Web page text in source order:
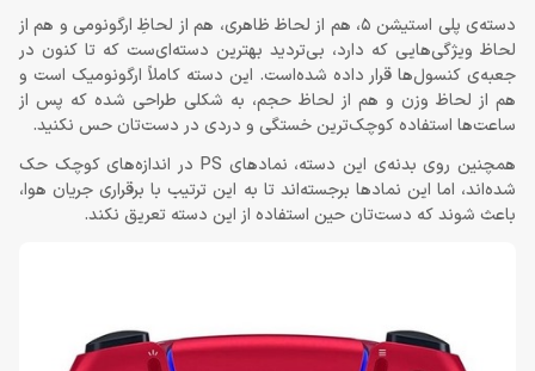
دسته‌ی پلی استیشن 5، هم از لحاظ ظاهری، هم از لحاظِ ارگونومی و هم از
لحاظ ویژگی‌هایی که دارد، بی‌تردید بهترین دسته‌ای‌ست که تا کنون در
جعبه‌ی کنسول‌ها قرار داده شده‌است. این دسته کاملاً ارگونومیک است و
هم از لحاظ وزن و هم از لحاظ حجم، به شکلی طراحی شده که پس از
ساعت‌‌ها استفاده کوچک‌ترین خستگی و دردی در دست‌تان حس نکنید.
همچنین روی بدنه‌ی این دسته، نمادهای PS در اندازه‌های کوچک حک
شده‌اند، اما این نمادها برجسته‌اند تا به این ترتیب با برقراری جریان هوا،
باعث شوند که دست‌تان حین استفاده از این دسته تعریق نکند.